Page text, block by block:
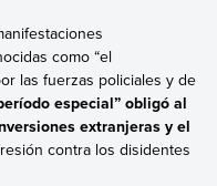
como “el
las fuerzas policiales y de
especial” obligó al
extranjeras y el
contra los disidentes